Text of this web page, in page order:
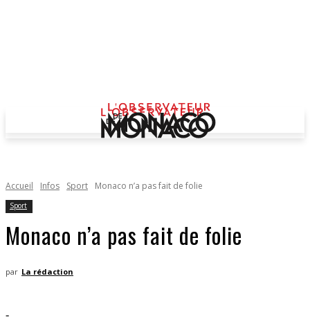
Accueil Infos Sport Monaco n’a pas fait de folie
Sport
Monaco n’a pas fait de folie
par La rédaction
-